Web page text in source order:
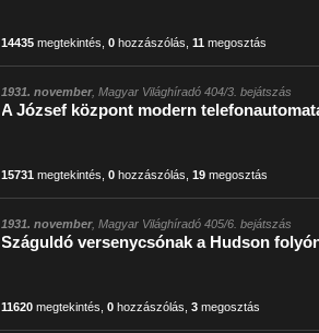
14435 megtekintés ,0 hozzászólás ,11 megosztás
1931. november, Magyar Világhíradó 404/3. bejátszás
A József központ modern
15731 megtekintés ,0 hozzászólás ,19 megosztás
1931. november, Magyar Világhíradó 405/6. bejátszás
Száguldó versenycsónak a Hudson
11620 megtekintés ,0 hozzászólás ,3 megosztás